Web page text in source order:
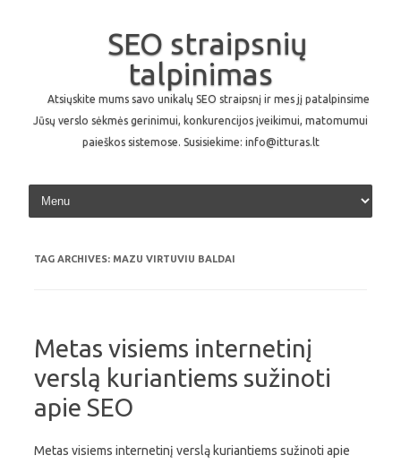
SEO straipsnių
talpinimas
Atsiųskite mums savo unikalų SEO straipsnį ir mes jį patalpinsime
Jūsų verslo sėkmės gerinimui, konkurencijos įveikimui, matomumui
paieškos sistemose. Susisiekime: info@itturas.lt
Skip to content
TAG ARCHIVES: MAZU VIRTUVIU BALDAI
Metas visiems internetinį
verslą kuriantiems sužinoti
apie SEO
Metas visiems internetinį verslą kuriantiems sužinoti apie